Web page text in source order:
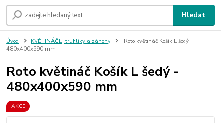
Hledat
Úvod KVĚTINÁČE, truhlíky a záhony
Roto květináč Košík L šedý -
480x400x590 mm
Roto květináč Košík L šedý -
480x400x590 mm
AKCE